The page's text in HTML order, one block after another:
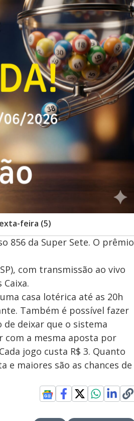
feira (5)
856 da Super Sete. O prêmio
com transmissão ao vivo
casa lotérica até as 20h
Também é possível fazer
de deixar que o sistema
com a mesma aposta por
jogo custa R$ 3. Quanto
e maiores são as chances de